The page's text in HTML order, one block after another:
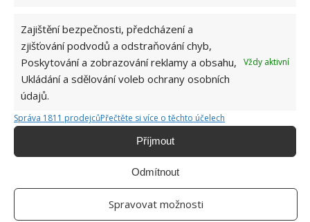
Zajištění bezpečnosti, předcházení a
zjišťování podvodů a odstraňování chyb,
Poskytování a zobrazování reklamy a obsahu,
Ukládání a sdělování voleb ochrany osobních
údajů.
Vždy aktivní
Správa 1811 prodejcůPřečtěte si více o těchto účelech
Příjmout
Odmítnout
Spravovat možnosti
Jiří Kolář
velkým kutilem. V podstatě vše, co je
možné najít v j...